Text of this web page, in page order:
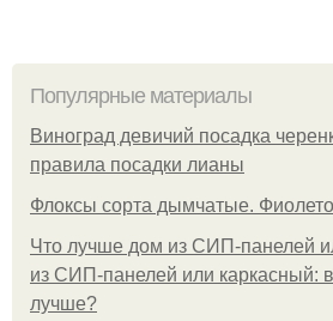
Популярные материалы
Виноград девичий посадка
правила посадки лианы
Флоксы сорта дымчатые.
Что лучше дом из СИП-панелей
из СИП-панелей или каркасный:
лучше?